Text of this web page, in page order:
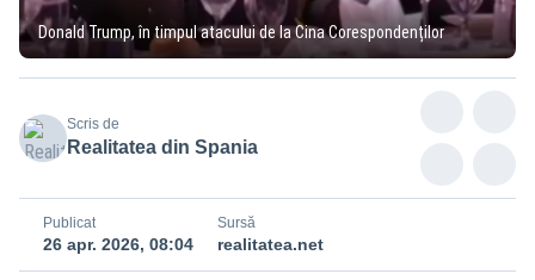
Donald Trump, în timpul atacului de la Cina Corespondenților
Scris de
Realitatea din Spania
Publicat
26 apr. 2026, 08:04
Sursă
realitatea.net